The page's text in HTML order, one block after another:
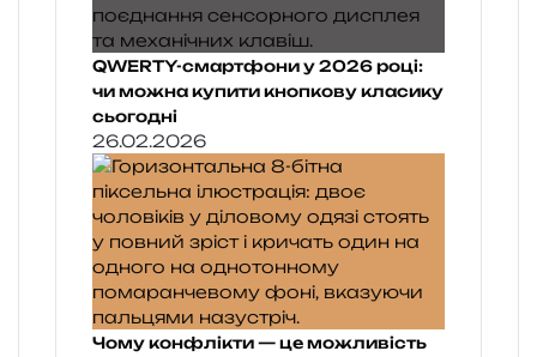
QWERTY-смартфони у 2026 році:
чи можна купити кнопкову класику
сьогодні
26.02.2026
Чому конфлікти — це можливість